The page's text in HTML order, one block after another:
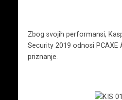
Zbog svojih performansi,
Security 2019 odnosi PCAXE
priznanje.